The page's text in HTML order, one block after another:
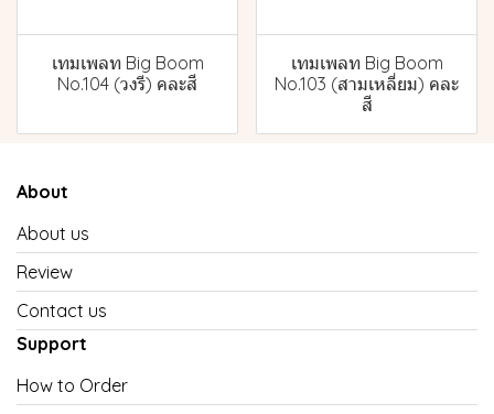
เทมเพลท Big Boom
No.104 (วงรี) คละสี
เทมเพลท Big Boom
No.103 (สามเหลี่ยม) คละ
สี
About
About us
Review
Contact us
Support
How to Order